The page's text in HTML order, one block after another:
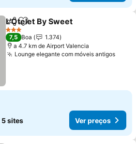
PartilharAdicionar aos favoritos
L'Otelet By Sweet
3 Estrelas
7,5 Boa
1.374
a 4.7 km de Airport Valencia
Lounge elegante com móveis antigos
5 sites Ver preços